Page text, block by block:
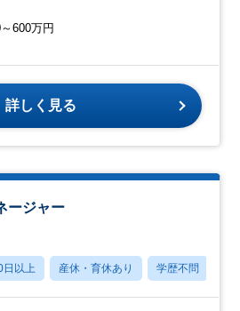
600万円
詳しく見る
ージャー
日以上 産休・育休あり 学歴不問